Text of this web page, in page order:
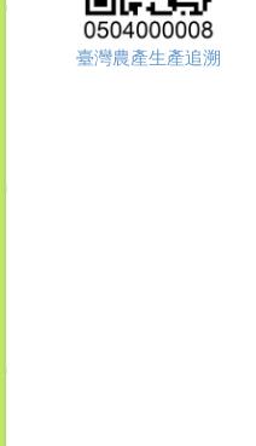
臺灣農產生產追溯